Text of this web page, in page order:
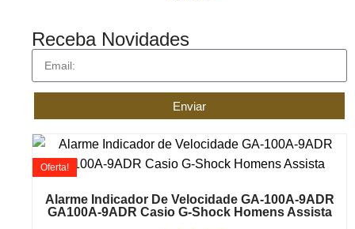
Receba Novidades
Enviar
Alarme Indicador De Velocidade GA-100A-9ADR
GA100A-9ADR Casio G-Shock Homens Assista
Oferta!